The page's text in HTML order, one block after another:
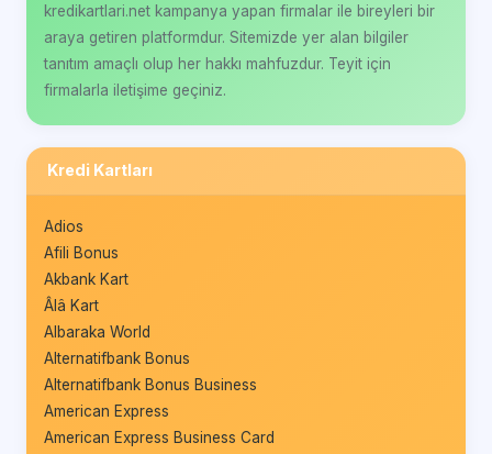
kredikartlari.net kampanya yapan firmalar ile bireyleri bir
araya getiren platformdur. Sitemizde yer alan bilgiler
tanıtım amaçlı olup her hakkı mahfuzdur. Teyit için
firmalarla iletişime geçiniz.
Kredi Kartları
Adios
Afili Bonus
Akbank Kart
Âlâ Kart
Albaraka World
Alternatifbank Bonus
Alternatifbank Bonus Business
American Express
American Express Business Card